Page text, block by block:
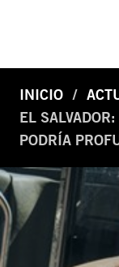
INICIO
EL
PODRÍA